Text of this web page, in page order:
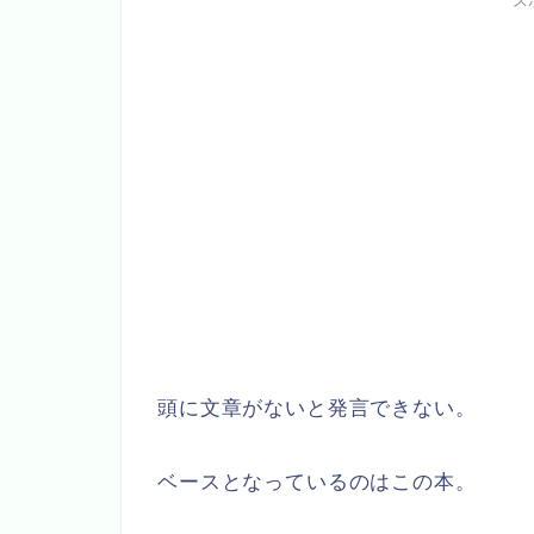
頭に文章がないと発言できない。
ベースとなっているのはこの本。